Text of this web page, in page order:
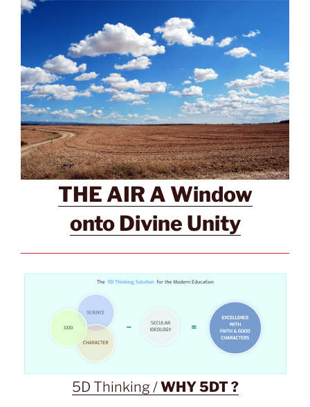
THE AIR A Window
onto Divine Unity
5D Thinking /WHY 5DT ?